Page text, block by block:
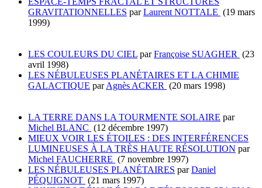
GRAVITATIONNELLES parLaurent NOTTALE (19 mars
1999)
LES COULEURS DU CIEL parFrançoise SUAGHER (23
avril 1998)
LES NÉBULEUSES PLANÉTAIRES ET LA CHIMIE
GALACTIQUE parAgnès ACKER (20 mars 1998)
LA TERRE DANS LA TOURMENTE SOLAIRE par
Michel BLANC (12 décembre 1997)
MIEUX VOIR LES ÉTOILES : DES INTERFÉRENCES
LUMINEUSES À LA TRÈS HAUTE RÉSOLUTION par
Michel FAUCHERRE (7 novembre 1997)
LES NÉBULEUSES PLANÉTAIRES parDaniel
PÉQUIGNOT (21 mars 1997)